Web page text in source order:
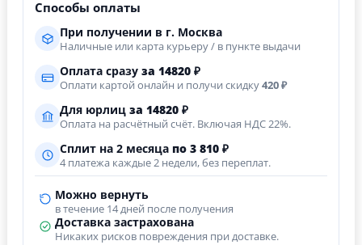
Способы оплаты
При получении в г. Москва
Наличные или карта курьеру / в пункте выдачи
Оплата сразу за 14820 ₽
Оплати картой онлайн и получи скидку420 ₽
Для юрлиц за 14820 ₽
Оплата на расчётный счёт. Включая НДС 22%.
Сплит на 2 месяца по 3 810 ₽
4 платежа каждые 2 недели, без переплат.
Можно вернуть
в течение 14 дней после получения
Доставка застрахована
Никаких рисков повреждения при доставке.